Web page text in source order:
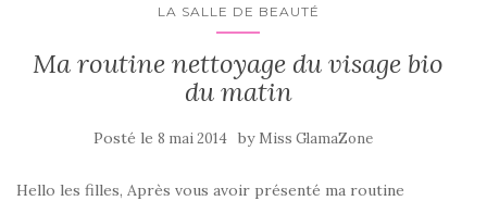
LA SALLE DE BEAUTÉ
Ma routine nettoyage du visage bio
du matin
Posté le 8 mai 2014 by Miss GlamaZone
Hello les filles, Après vous avoir présenté ma routine